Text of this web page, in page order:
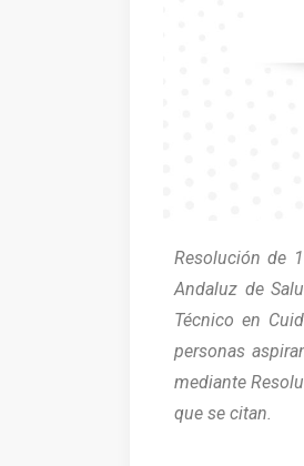
Resolución de
Andaluz de
Técnico en
personas
mediante
que se citan.